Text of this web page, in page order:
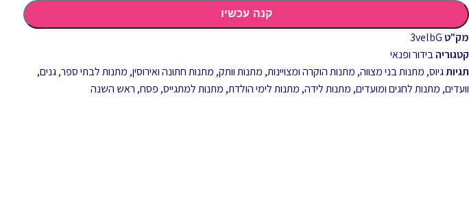
קנה עכשיו
מק"ט3velbG
קטגוריהבידור ופנאי
תגיותגיוס, מתנות בני מצווה, מתנות הוקרה ומצויינות, מתנות וותק, מתנות חתונה ואירוסין, מתנות לבתי ספר, גנים,
וועדים, מתנות לחגים ומועדים, מתנות לידה, מתנות לימי הולדת, מתנות למתגייס, פסח, ראש השנה